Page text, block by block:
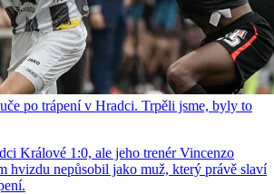
po trápení v Hradci. Trpěli jsme, byly to
Králové 1:0, ale jeho trenér Vincenzo
hvizdu nepůsobil jako muž, který právě slaví